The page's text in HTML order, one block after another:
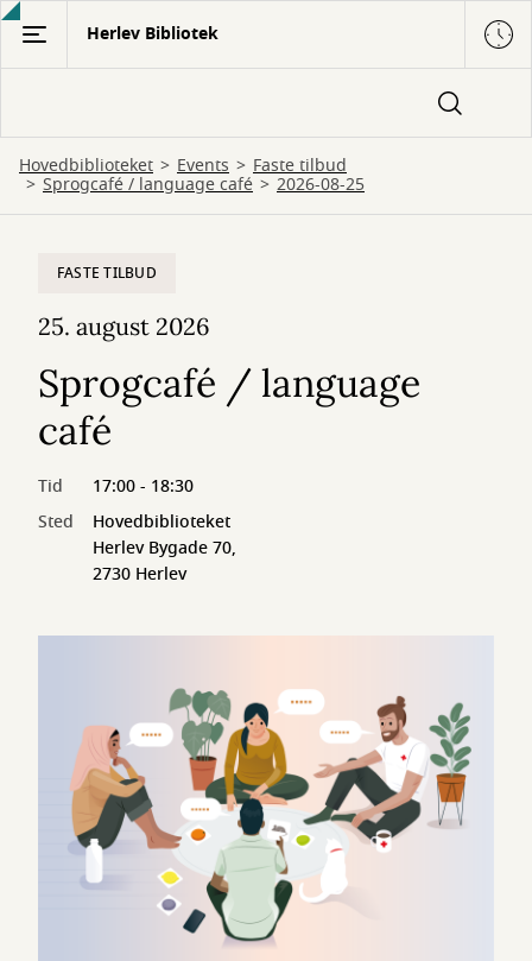
Gå
hovedindhold
Herlev Bibliotek
Hovedbiblioteket Events Faste tilbud
Sprogcafé / language café 2026-08-25
FASTE TILBUD
25. august 2026
Sprogcafé / language
café
Tid
17:00 - 18:30
Sted
Hovedbiblioteket
Herlev Bygade 70,
2730 Herlev